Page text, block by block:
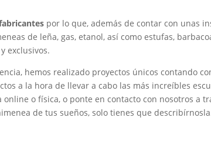
por lo que, además de contar con unas
de leña, gas, etanol, así como estufas,
exclusivos.
hemos realizado proyectos únicos contando
a la hora de llevar a cabo las más increíbles
o física, o ponte en contacto con nosotros a
de tus sueños, solo tienes que